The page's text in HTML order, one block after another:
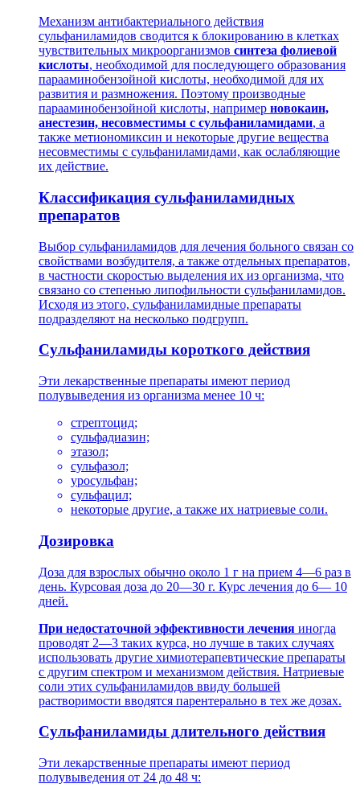
Механизм антибактериального действия
сульфаниламидов сводится к блокированию в клетках
чувствительных микроорганизмов синтеза фолиевой
кислоты, необходимой для последующего образования
парааминобензойной кислоты, необходимой для их
развития и размножения. Поэтому производные
парааминобензойной кислоты, например новокаин,
анестезин, несовместимы с сульфаниламидами, а
также метиономиксин и некоторые другие вещества
несовместимы с сульфаниламидами, как ослабляющие
их действие.
Классификация сульфаниламидных
препаратов
Выбор сульфаниламидов для лечения больного связан со
свойствами возбудителя, а также отдельных препаратов,
в частности скоростью выделения их из организма, что
связано со степенью липофильности сульфаниламидов.
Исходя из этого, сульфаниламидные препараты
подразделяют на несколько подгрупп.
Сульфаниламиды короткого действия
Эти лекарственные препараты имеют период
полувыведения из организма менее 10 ч:
стрептоцид;
сульфадиазин;
этазол;
сульфазол;
уросульфан;
сульфацил;
некоторые другие, а также их натриевые соли.
Дозировка
Доза для взрослых обычно около 1 г на прием 4—6 раз в
день. Курсовая доза до 20—30 г. Курс лечения до 6— 10
дней.
При недостаточной эффективности лечения иногда
проводят 2—3 таких курса, но лучше в таких случаях
использовать другие химиотерапевтические препараты
с другим спектром и механизмом действия. Натриевые
соли этих сульфаниламидов ввиду большей
растворимости вводятся парентерально в тех же дозах.
Сульфаниламиды длительного действия
Эти лекарственные препараты имеют период
полувыведения от 24 до 48 ч: